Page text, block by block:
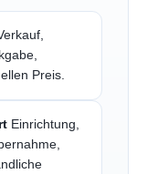
Preis.
Einrichtung,